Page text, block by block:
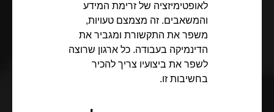
לאופטימיזציה של זרימת המידע
והמשאבים. זה מצמצם טעויות,
משפר את התקשורת ומגביר את
הדינמיקה בעבודה. כל ארגון שרוצה
לשפר את ביצועיו צריך להכיר
בחשיבות זו.